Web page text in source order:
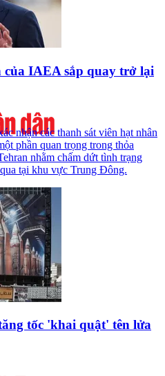
IAEA sắp quay trở lại
nhận các thanh sát viên hạt nhân
phần quan trọng trong thỏa
nhằm chấm dứt tình trạng
tại khu vực Trung Đông.
tốc 'khai quật' tên lửa